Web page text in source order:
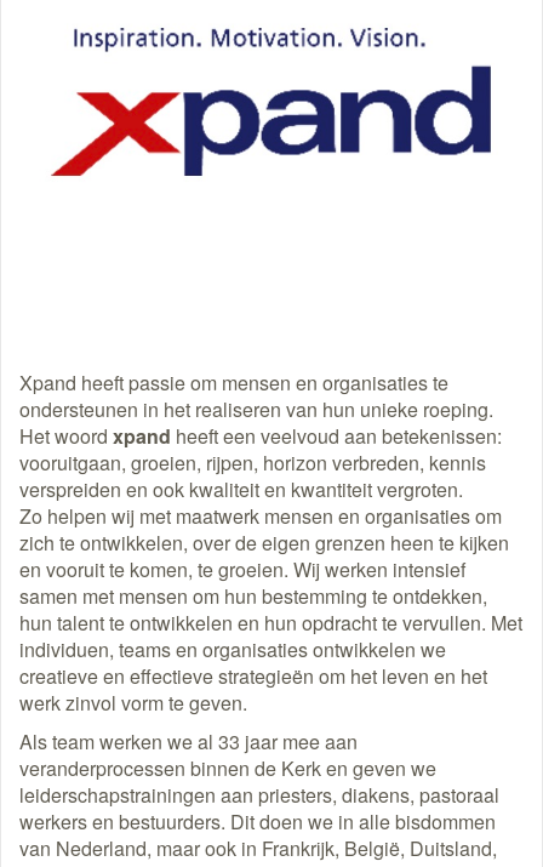
Xpand heeft passie om mensen en organisaties te
ondersteunen in het realiseren van hun unieke roeping.
Het woord xpand heeft een veelvoud aan betekenissen:
vooruitgaan, groeien, rijpen, horizon verbreden, kennis
verspreiden en ook kwaliteit en kwantiteit vergroten.
Zo helpen wij met maatwerk mensen en organisaties om
zich te ontwikkelen, over de eigen grenzen heen te kijken
en vooruit te komen, te groeien. Wij werken intensief
samen met mensen om hun bestemming te ontdekken,
hun talent te ontwikkelen en hun opdracht te vervullen. Met
individuen, teams en organisaties ontwikkelen we
creatieve en effectieve strategieën om het leven en het
werk zinvol vorm te geven.
Als team werken we al 33 jaar mee aan
veranderprocessen binnen de Kerk en geven we
leiderschapstrainingen aan priesters, diakens, pastoraal
werkers en bestuurders. Dit doen we in alle bisdommen
van Nederland, maar ook in Frankrijk, België, Duitsland,